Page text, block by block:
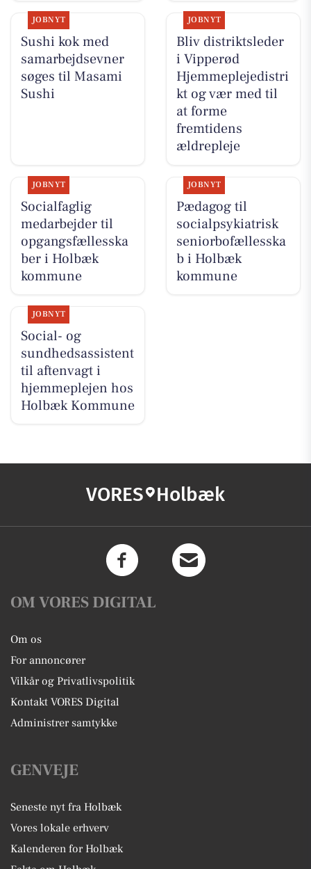
JOBNYT
Sushi kok med
samarbejdsevner
søges til Masami
Sushi
JOBNYT
Bliv distriktsleder
i Vipperød
Hjemmeplejedistri
kt og vær med til
at forme
fremtidens
ældrepleje
JOBNYT
Socialfaglig
medarbejder til
opgangsfællesska
ber i Holbæk
kommune
JOBNYT
Pædagog til
socialpsykiatrisk
seniorbofællesska
b i Holbæk
kommune
JOBNYT
Social- og
sundhedsassistent
til aftenvagt i
hjemmeplejen hos
Holbæk Kommune
VORES Holbæk
OM VORES DIGITAL
Om os
For annoncører
Vilkår og Privatlivspolitik
Kontakt VORES Digital
Administrer samtykke
GENVEJE
Seneste nyt fra Holbæk
Vores lokale erhverv
Kalenderen for Holbæk